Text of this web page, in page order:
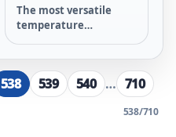
The most versatile
temperature
538 539 540 … 710
538/710